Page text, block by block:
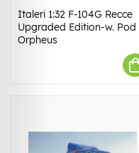
Italeri 1:32 F-104G Recce
Upgraded Edition-w. Pod
Orpheus